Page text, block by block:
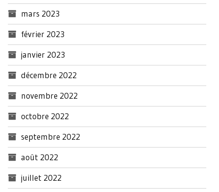
mars 2023
février 2023
janvier 2023
décembre 2022
novembre 2022
octobre 2022
septembre 2022
août 2022
juillet 2022